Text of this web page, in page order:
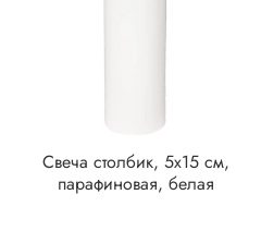
Свеча столбик, 5x15 см,
парафиновая, белая